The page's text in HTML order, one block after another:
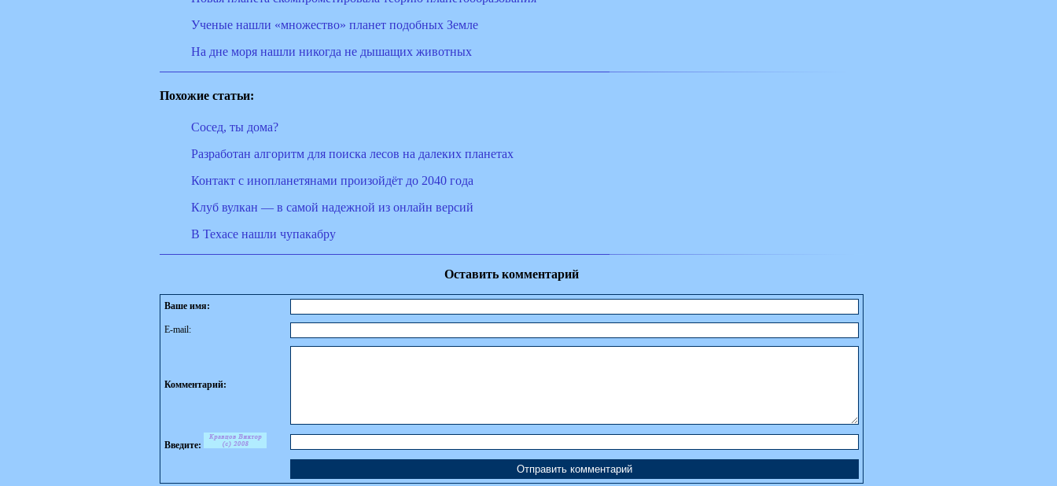
Ученые нашли «множество» планет подобных Земле
На дне моря нашли никогда не дышащих животных
Похожие статьи:
Сосед, ты дома?
Разработан алгоритм для поиска лесов на далеких планетах
Контакт с инопланетянами произойдёт до 2040 года
Клуб вулкан — в самой надежной из онлайн версий
В Техасе нашли чупакабру
Оставить комментарий
Ваше имя:
E-mail:
Комментарий:
Введите: